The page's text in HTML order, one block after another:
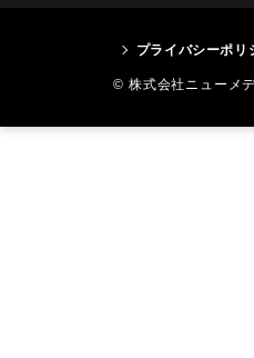
プライバシーポリ
© 株式会社ニューメ